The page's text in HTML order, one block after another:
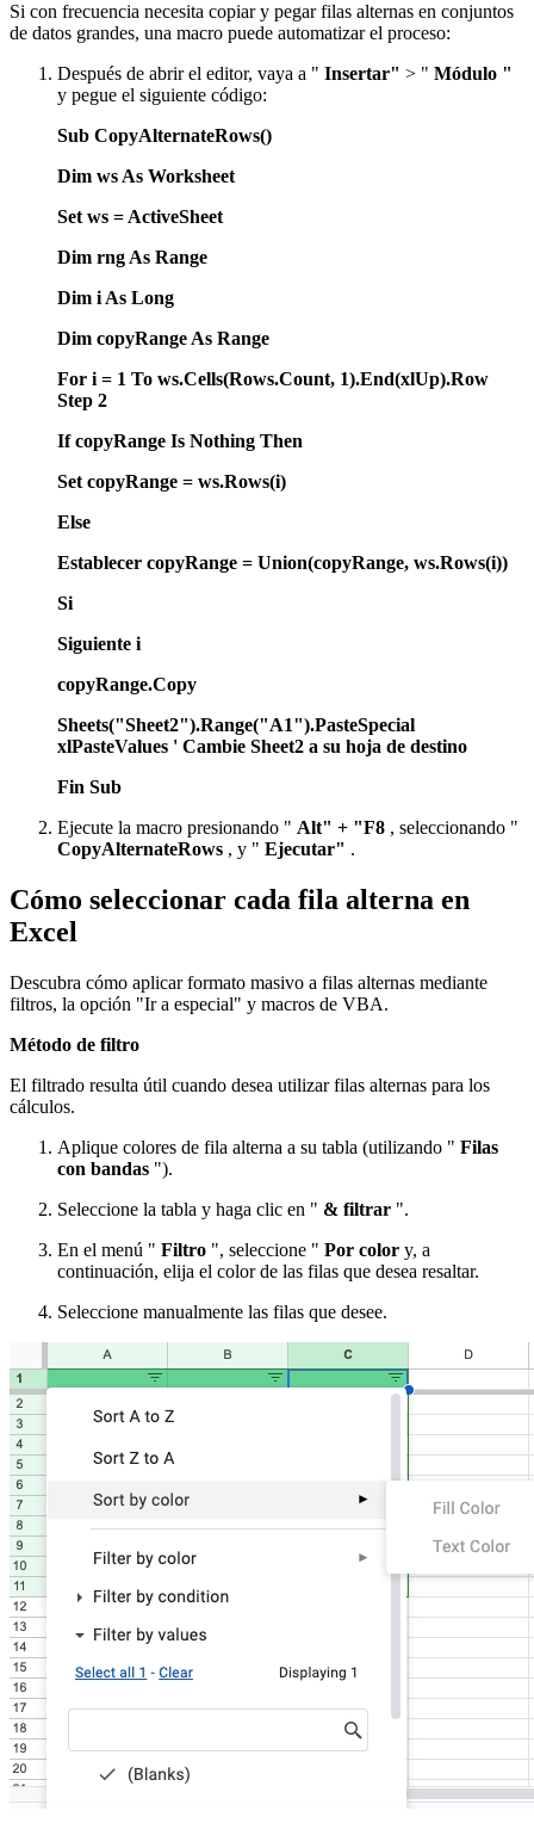
Si con frecuencia necesita copiar y pegar filas alternas en conjuntos
de datos grandes, una macro puede automatizar el proceso:
Después de abrir el editor, vaya a " Insertar" > " Módulo "
y pegue el siguiente código:
Sub CopyAlternateRows()
Dim ws As Worksheet
Set ws = ActiveSheet
Dim rng As Range
Dim i As Long
Dim copyRange As Range
For i = 1 To ws.Cells(Rows.Count, 1).End(xlUp).Row
Step 2
If copyRange Is Nothing Then
Set copyRange = ws.Rows(i)
Else
Establecer copyRange = Union(copyRange, ws.Rows(i))
Si
Siguiente i
copyRange.Copy
Sheets("Sheet2").Range("A1").PasteSpecial
xlPasteValues ' Cambie Sheet2 a su hoja de destino
Fin Sub
Ejecute la macro presionando " Alt" + "F8 , seleccionando "
CopyAlternateRows , y " Ejecutar" .
Cómo seleccionar cada fila alterna en
Excel
Descubra cómo aplicar formato masivo a filas alternas mediante
filtros, la opción "Ir a especial" y macros de VBA.
Método de filtro
El filtrado resulta útil cuando desea utilizar filas alternas para los
cálculos.
Aplique colores de fila alterna a su tabla (utilizando " Filas
con bandas ").
Seleccione la tabla y haga clic en " & filtrar ".
En el menú " Filtro ", seleccione " Por color y, a
continuación, elija el color de las filas que desea resaltar.
Seleccione manualmente las filas que desee.